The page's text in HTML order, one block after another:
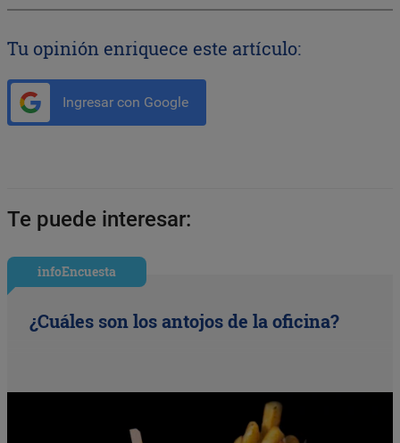
Tu opinión enriquece este artículo:
Ingresar con Google
Te puede interesar:
infoEncuesta
¿Cuáles son los antojos de la oficina?